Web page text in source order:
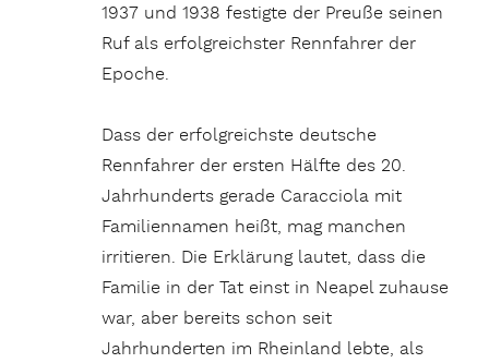
1937 und 1938 festigte der Preuße seinen
Ruf als erfolgreichster Rennfahrer der
Epoche.
Dass der erfolgreichste deutsche
Rennfahrer der ersten Hälfte des 20.
Jahrhunderts gerade Caracciola mit
Familiennamen heißt, mag manchen
irritieren. Die Erklärung lautet, dass die
Familie in der Tat einst in Neapel zuhause
war, aber bereits schon seit
Jahrhunderten im Rheinland lebte, als